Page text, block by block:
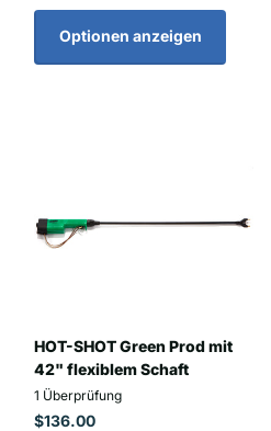
Optionen anzeigen
HOT-SHOT Green Prod mit
42" flexiblem Schaft
1 Überprüfung
$136.00